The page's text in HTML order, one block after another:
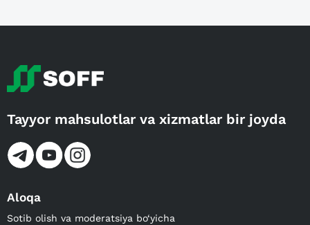
Tayyor mahsulotlar va xizmatlar bir joyda
Aloqa
Sotib olish va moderatsiya bo‘yicha